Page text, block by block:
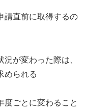
請直前に取得するの
が変わった際は、
められる
度ごとに変わること